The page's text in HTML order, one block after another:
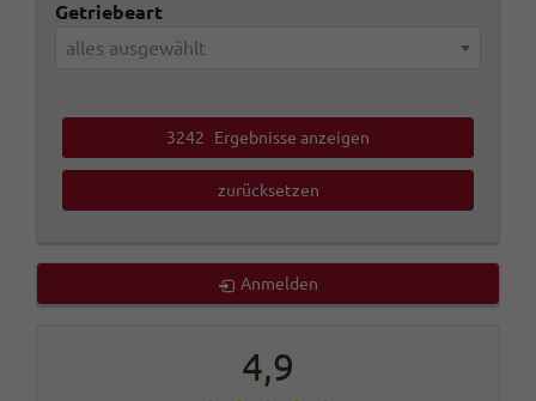
Getriebeart
alles ausgewählt
3242 Ergebnisse anzeigen
zurücksetzen
Anmelden
4,9